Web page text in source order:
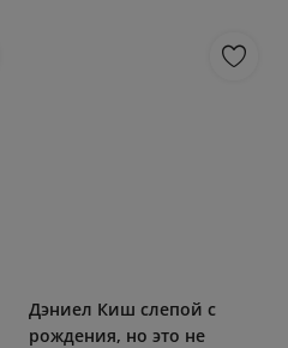
Дэниел Киш слепой с
рождения, но это не